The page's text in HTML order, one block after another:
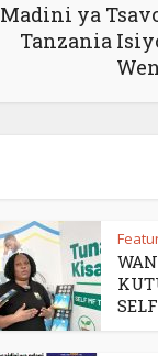
Madini ya
Tanzania